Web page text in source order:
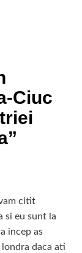
Ciuc
”
citit
si eu sunt la
incep as
daca ati